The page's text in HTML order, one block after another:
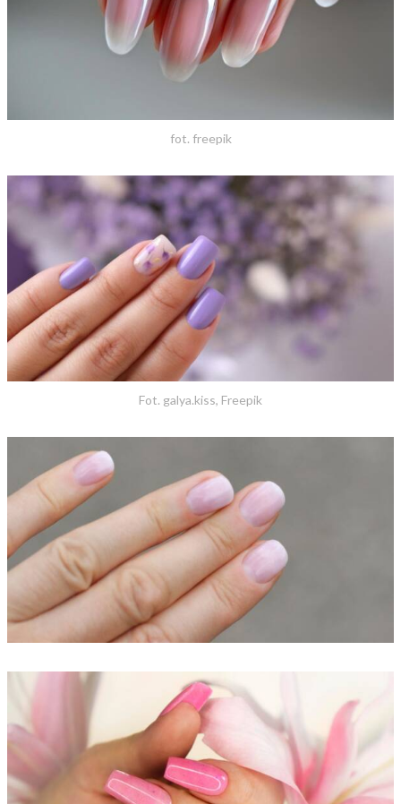
fot. freepik
Fot. galya.kiss, Freepik